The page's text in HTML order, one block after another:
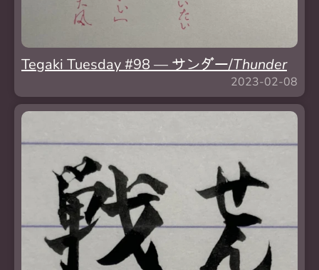
Tegaki Tuesday #98 — サンダー/Thunder
2023-02-08